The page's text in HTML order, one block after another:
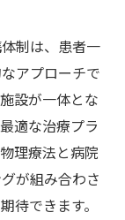
制は、患者一
アプローチで
設が一体とな
適な治療プラ
理療法と病院
が組み合わさ
待できます。